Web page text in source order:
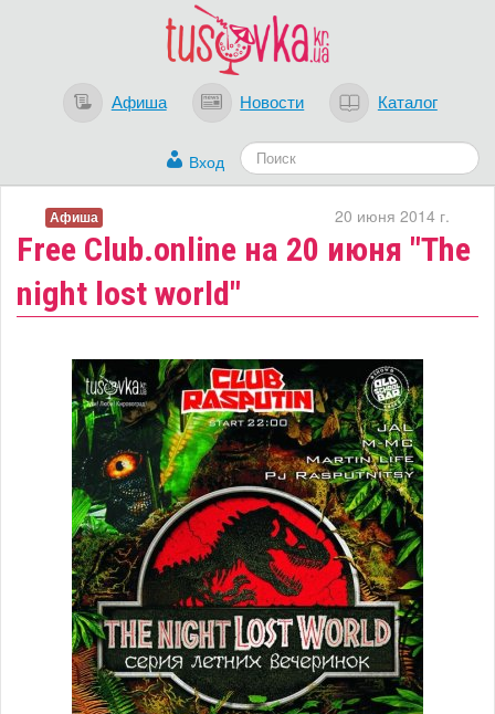
Афиша Новости Каталог
Вход
Free Club.online на 20 июня "The
night lost world"
20 июня 2014 г.
Афиша